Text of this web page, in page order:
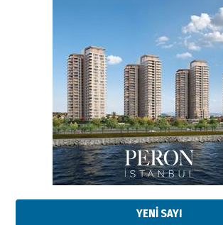
YENİ SAYI
Esat BİNDESEN
Başkan Sekmen’den Erzurum’a
bir vizyon proje daha!
02 Ağustos 2026 Pazar
Kadir SABUNCUOĞLU
Erzurumspor’un köşe taşları
29 Haziran 2026 Pazartesi
Kenan GÜLERCİ